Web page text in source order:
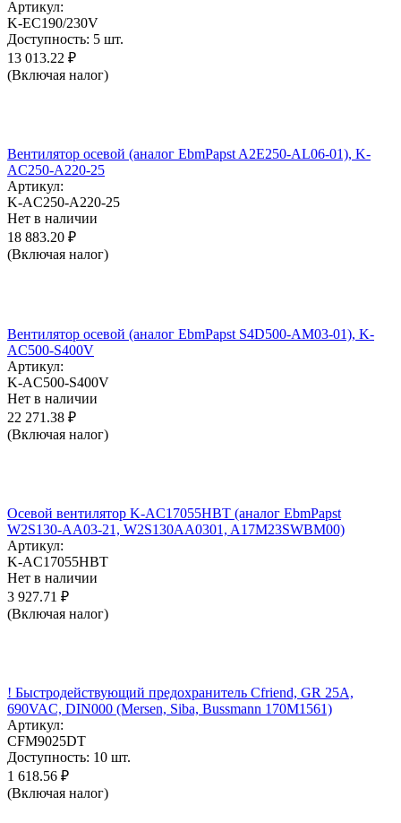
Артикул:
K-EC190/230V
Доступность: 5 шт.
13 013.22 ₽
(Включая налог)
Вентилятор осевой (аналог EbmPapst A2E250-AL06-01), K-
AC250-A220-25
Артикул:
K-AC250-A220-25
Нет в наличии
18 883.20 ₽
(Включая налог)
Вентилятор осевой (аналог EbmPapst S4D500-AM03-01), K-
AC500-S400V
Артикул:
K-AC500-S400V
Нет в наличии
22 271.38 ₽
(Включая налог)
Осевой вентилятор K-AC17055HBT (аналог EbmPapst
W2S130-AA03-21, W2S130AA0301, A17M23SWBM00)
Артикул:
K-AC17055HBT
Нет в наличии
3 927.71 ₽
(Включая налог)
! Быстродействующий предохранитель Cfriend, GR 25А,
690VAC, DIN000 (Mersen, Siba, Bussmann 170M1561)
Артикул:
CFM9025DT
Доступность: 10 шт.
1 618.56 ₽
(Включая налог)